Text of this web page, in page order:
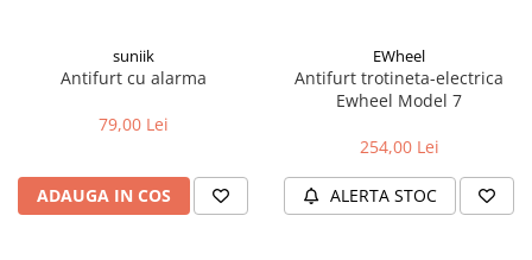
Coliere si cleme sa
Foi angrenaj
Angrenaj pedalier
Aparatori si protectii
Suspensii
Ghidoane
suniik
Antifurt cu alarma
79,00 Lei
ADAUGA IN COS
EWheel
Antifurt trotineta-electrica
Ewheel Model 7
254,00 Lei
ALERTA STOC